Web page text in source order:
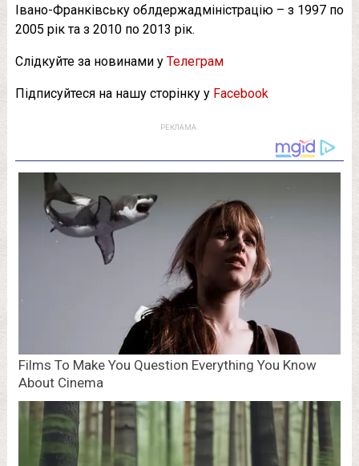
Івано-Франківську облдержадміністрацію – з 1997 по
2005 рік та з 2010 по 2013 рік.
Слідкуйте за новинами у Телеграм
Підписуйтеся на нашу сторінку у Facebook
РЕКЛАМА: